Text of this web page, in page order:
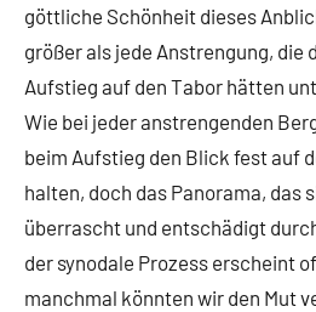
göttliche Schönheit dieses
größer als jede Anstrengung, die
Aufstieg auf den Tabor hätten
Wie bei jeder anstrengenden
beim Aufstieg den Blick fest auf
halten, doch das Panorama, das
überrascht und entschädigt
der synodale Prozess erscheint
manchmal könnten wir den Mut